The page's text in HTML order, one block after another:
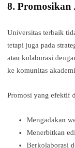
8. Promosikan
Universitas terbaik
tetapi juga pada
atau kolaborasi
ke komunitas
Promosi yang efektif
Mengadakan
Menerbitkan
Berkolaborasi